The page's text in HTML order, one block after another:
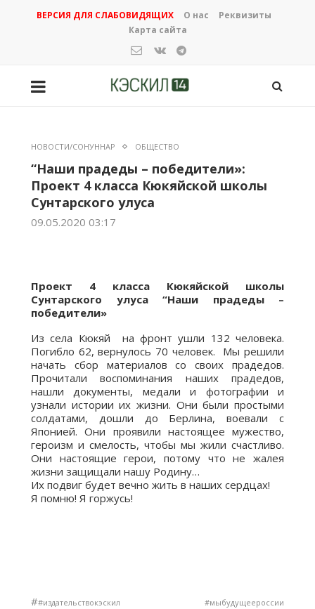
ВЕРСИЯ ДЛЯ СЛАБОВИДЯЩИХ О нас
Реквизиты
Карта сайта
НОВОСТИ/СОНУННАР ОБЩЕСТВО
“Наши прадеды – победители»:
Проект 4 класса Кюкяйской школы
Сунтарского улуса
09.05.2020 03:17
Проект 4 класса Кюкяйской школы
Сунтарского улуса “Наши прадеды –
победители»
Из села Кюкяй на фронт ушли 132 человека.
Погибло 62, вернулось 70 человек. Мы решили
начать сбор материалов со своих прадедов.
Прочитали воспоминания наших прадедов,
нашли документы, медали и фотографии и
узнали истории их жизни. Они были простыми
солдатами, дошли до Берлина, воевали с
Японией. Они проявили настоящее мужество,
героизм и смелость, чтобы мы жили счастливо.
Они настоящие герои, потому что не жалея
жизни защищали нашу Родину…
Их подвиг будет вечно жить в наших сердцах!
Я помню! Я горжусь!
##издательствокэскил #мыбудущеероссии